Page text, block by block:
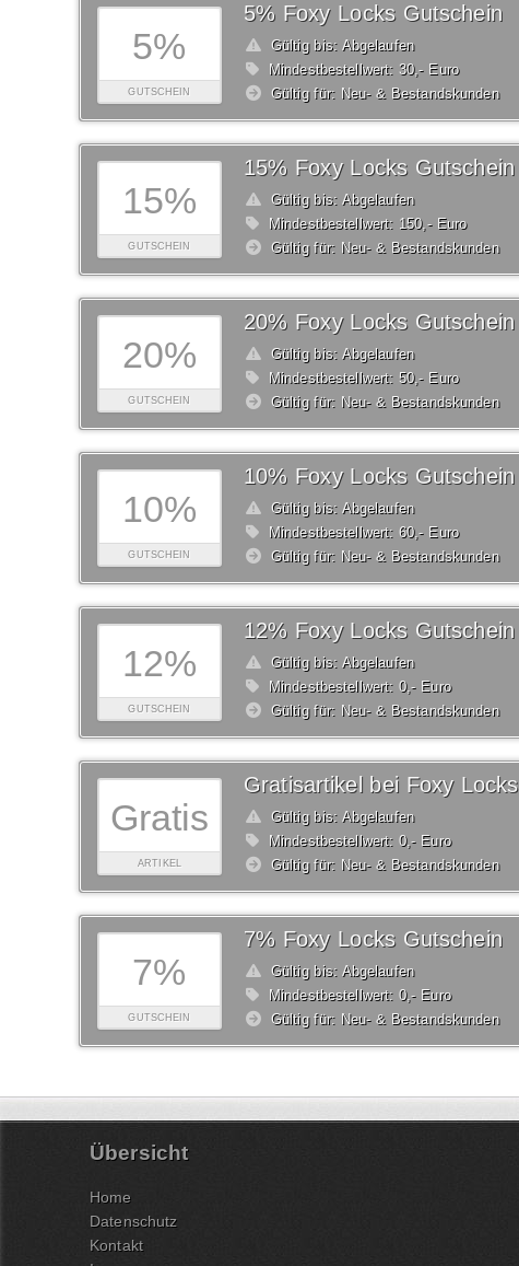
5%
GUTSCHEIN
5% Foxy Locks Gutschein
Gültig bis: Abgelaufen
Mindestbestellwert: 30,- Euro
Gültig für: Neu- & Bestandskunden
15%
GUTSCHEIN
15% Foxy Locks Gutschein
Gültig bis: Abgelaufen
Mindestbestellwert: 150,- Euro
Gültig für: Neu- & Bestandskunden
20%
GUTSCHEIN
20% Foxy Locks Gutschein
Gültig bis: Abgelaufen
Mindestbestellwert: 50,- Euro
Gültig für: Neu- & Bestandskunden
10%
GUTSCHEIN
10% Foxy Locks Gutschein
Gültig bis: Abgelaufen
Mindestbestellwert: 60,- Euro
Gültig für: Neu- & Bestandskunden
12%
GUTSCHEIN
12% Foxy Locks Gutschein
Gültig bis: Abgelaufen
Mindestbestellwert: 0,- Euro
Gültig für: Neu- & Bestandskunden
Gratis
ARTIKEL
Gratisartikel bei Foxy Locks
Gültig bis: Abgelaufen
Mindestbestellwert: 0,- Euro
Gültig für: Neu- & Bestandskunden
7%
GUTSCHEIN
7% Foxy Locks Gutschein
Gültig bis: Abgelaufen
Mindestbestellwert: 0,- Euro
Gültig für: Neu- & Bestandskunden
Übersicht
Home
Datenschutz
Kontakt